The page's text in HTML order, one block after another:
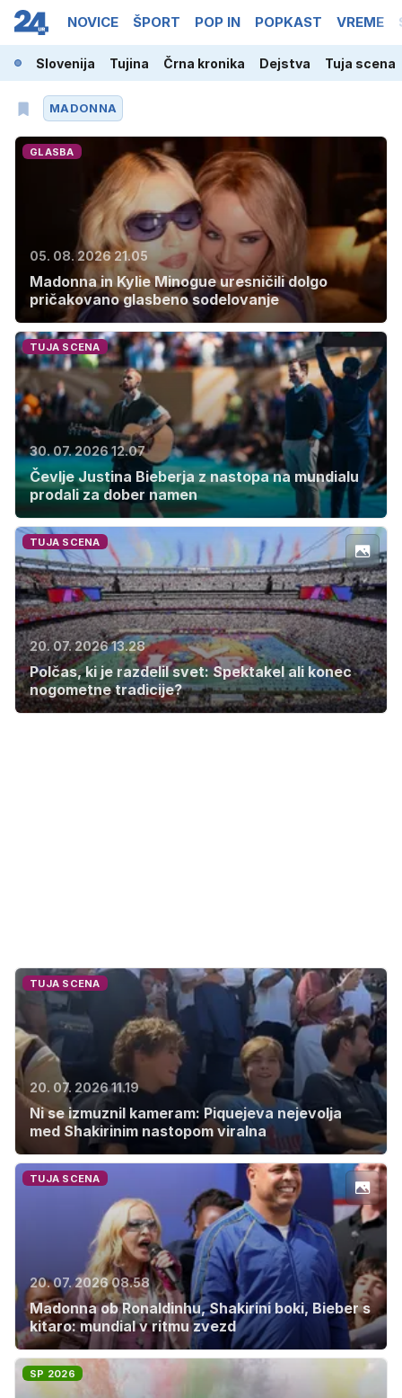
NOVICE ŠPORT POP IN POPKAST VREME
Slovenija Tujina Črna kronika Dejstva Tuja scena
MADONNA
GLASBA
05. 08. 2026 21.05
Madonna in Kylie Minogue uresničili dolgo
pričakovano glasbeno sodelovanje
TUJA SCENA
30. 07. 2026 12.07
Čevlje Justina Bieberja z nastopa na mundialu
prodali za dober namen
TUJA SCENA
20. 07. 2026 13.28
Polčas, ki je razdelil svet: Spektakel ali konec
nogometne tradicije?
TUJA SCENA
20. 07. 2026 11.19
Ni se izmuznil kameram: Piquejeva nejevolja
med Shakirinim nastopom viralna
TUJA SCENA
20. 07. 2026 08.58
Madonna ob Ronaldinhu, Shakirini boki, Bieber s
kitaro: mundial v ritmu zvezd
SP 2026